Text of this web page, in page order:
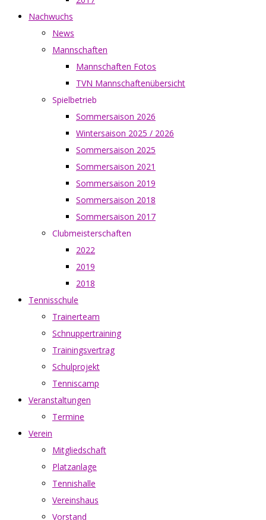
Nachwuchs
News
Mannschaften
Mannschaften Fotos
TVN Mannschaftenübersicht
Spielbetrieb
Sommersaison 2026
Wintersaison 2025 / 2026
Sommersaison 2025
Sommersaison 2021
Sommersaison 2019
Sommersaison 2018
Sommersaison 2017
Clubmeisterschaften
2022
2019
2018
Tennisschule
Trainerteam
Schnuppertraining
Trainingsvertrag
Schulprojekt
Tenniscamp
Veranstaltungen
Termine
Verein
Mitgliedschaft
Platzanlage
Tennishalle
Vereinshaus
Vorstand